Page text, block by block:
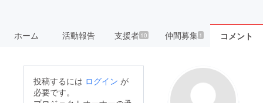
ホーム 活動報告 支援者 10 仲間募集 1 コメント
投稿するには ログイン が
必要です。